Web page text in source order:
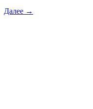
Далее →